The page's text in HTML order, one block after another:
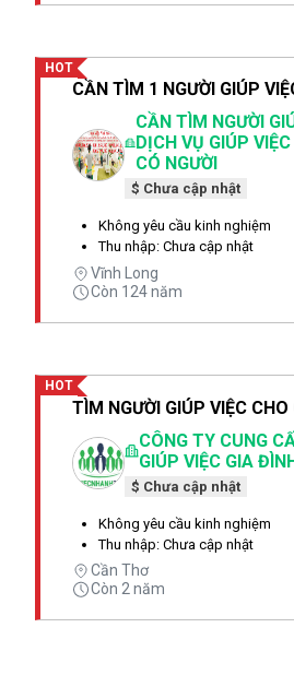
CẦN TÌM NGƯỜI
DỊCH VỤ GIÚP
CÓ NGƯỜI
$ Chưa cập nhật
Không yêu cầu kinh nghiệm
Thu nhập: Chưa cập nhật
Vĩnh Long
Còn 124 năm
HOT
CÔNG TY CUNG
GIÚP VIỆC GIA
$ Chưa cập nhật
Không yêu cầu kinh nghiệm
Thu nhập: Chưa cập nhật
Cần Thơ
Còn 2 năm
HOT